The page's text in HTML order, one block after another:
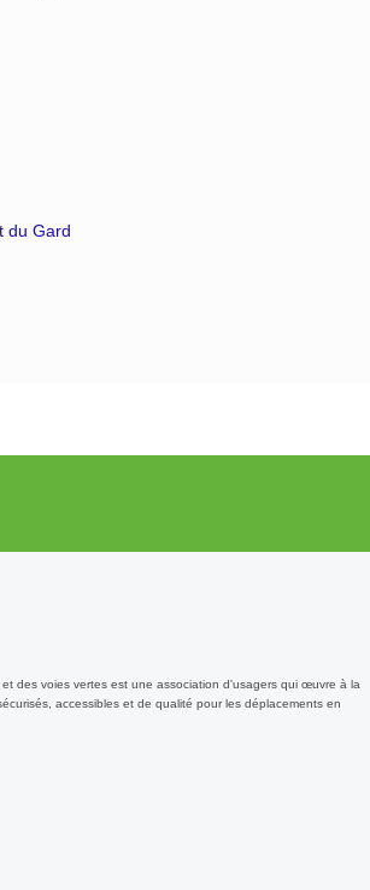
du Gard
des voies vertes est une association d'usagers qui œuvre à la
accessibles et de qualité pour les déplacements en